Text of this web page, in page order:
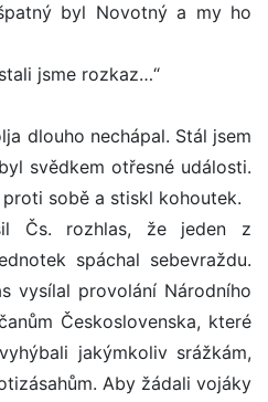
byl Novotný a my ho
jsme rozkaz…“
dlouho nechápal. Stál jsem
svědkem otřesné události.
sobě a stiskl kohoutek.
Čs. rozhlas, že jeden z
spáchal sebevraždu.
vysílal provolání Národního
Československa, které
jakýmkoliv srážkám,
Aby žádali vojáky